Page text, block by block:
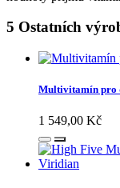
5 Ostatních
Multivitamín pro
1 549,00 Kč